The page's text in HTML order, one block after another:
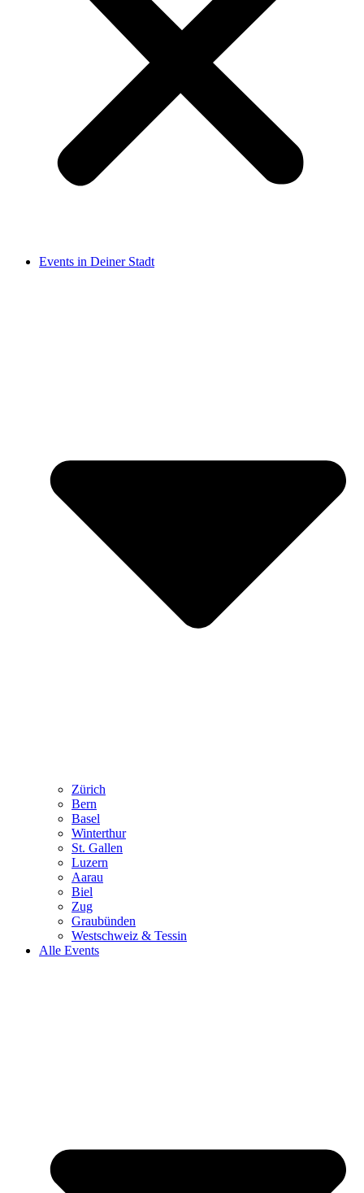
Events in Deiner Stadt
Zürich
Bern
Basel
Winterthur
St. Gallen
Luzern
Aarau
Biel
Zug
Graubünden
Westschweiz & Tessin
Alle Events